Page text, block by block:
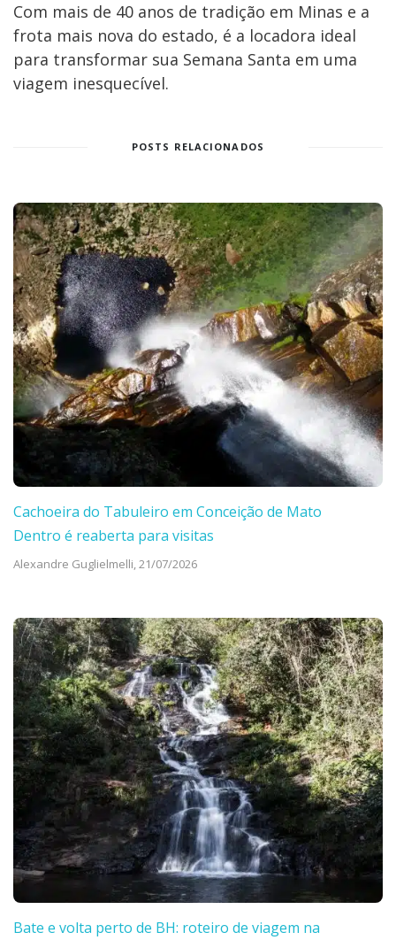
Com mais de 40 anos de tradição em Minas e a
frota mais nova do estado, é a locadora ideal
para transformar sua Semana Santa em uma
viagem inesquecível.
POSTS RELACIONADOS
Cachoeira do Tabuleiro em Conceição de Mato
Dentro é reaberta para visitas
Alexandre Guglielmelli,21/07/2026
Bate e volta perto de BH: roteiro de viagem na